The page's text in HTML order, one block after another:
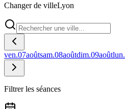
Changer de villeLyon
ven.07aoûtsam.08aoûtdim.09aoûtlun.
Filtrer les séances